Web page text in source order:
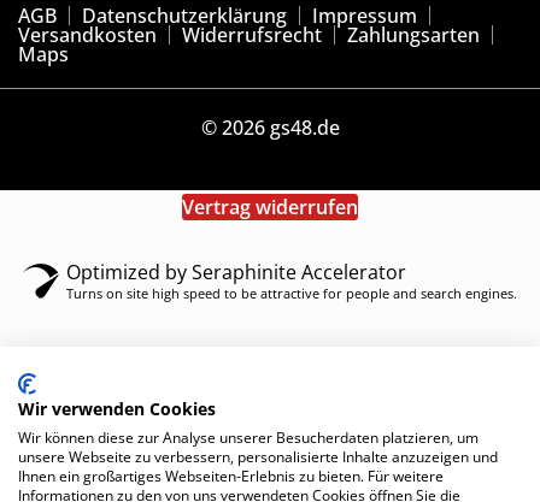
AGB Datenschutzerklärung Impressum
Versandkosten Widerrufsrecht Zahlungsarten
Maps
© 2026 gs48.de
Vertrag widerrufen
Optimized by Seraphinite Accelerator
Turns on site high speed to be attractive for people and search engines.
Wir verwenden Cookies
Wir können diese zur Analyse unserer Besucherdaten platzieren, um
unsere Webseite zu verbessern, personalisierte Inhalte anzuzeigen und
Ihnen ein großartiges Webseiten-Erlebnis zu bieten. Für weitere
Informationen zu den von uns verwendeten Cookies öffnen Sie die